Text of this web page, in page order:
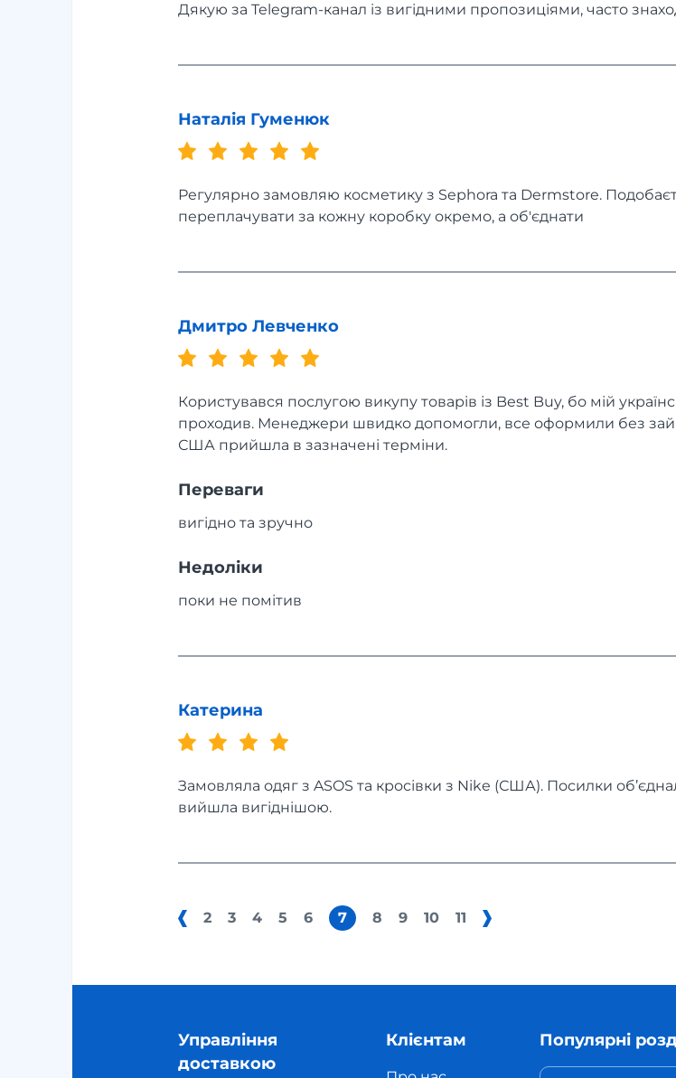
Дякую за Telegram-канал із вигідними пропозиціями, часто
Наталія Гуменюк
Регулярно замовляю косметику з Sephora та Dermstore.
переплачувати за кожну коробку окремо, а об'єднати
Дмитро Левченко
Користувався послугою викупу товарів із Best Buy, бо мій
проходив. Менеджери швидко допомогли, все оформили без
США прийшла в зазначені терміни.
Переваги
вигідно та зручно
Недоліки
поки не помітив
Катерина
Замовляла одяг з ASOS та кросівки з Nike (США). Посилки
вийшла вигіднішою.
2 3 4 5 6 7 8 9 10 11
Управління
доставкою
Клієнтам Популярні